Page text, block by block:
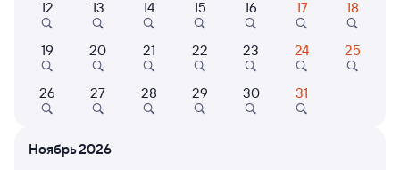
Найдём билет на поезд за вас
Искать билеты
по этому направлению
12 13 14 15 16 17 18
19 20 21 22 23 24 25
26 27 28 29 30 31
Ноябрь 2026